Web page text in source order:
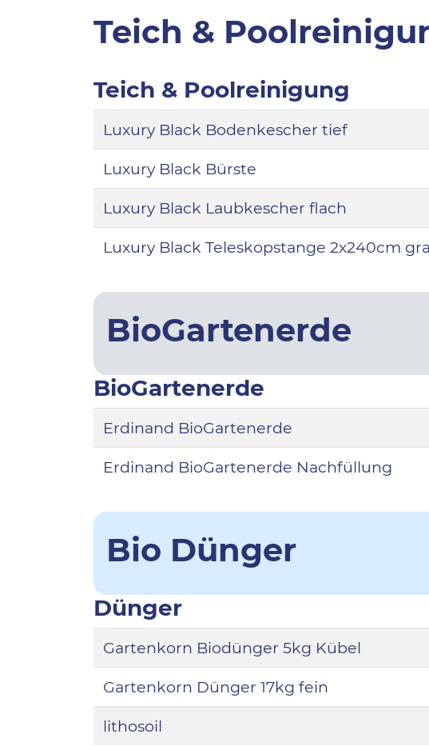
Teich &
Teich & Poolreinigung
Luxury Black Bodenkescher tief
Luxury Black Bürste
Luxury Black Laubkescher flach
Luxury Black Teleskopstange 2x240cm
BioGartenerde
BioGartenerde
Erdinand BioGartenerde
Erdinand BioGartenerde Nachfüllung
Bio Dünger
Dünger
Gartenkorn Biodünger 5kg Kübel
Gartenkorn Dünger 17kg fein
lithosoil